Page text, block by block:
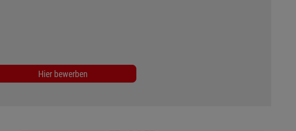
Hier bewerben